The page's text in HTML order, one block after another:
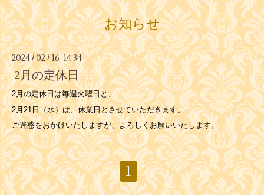
お知らせ
2024/02/ 16 14:34
2月の定休日
2月の定休日は毎週火曜日と、
2月21日（水）は、休業日とさせていただきます。
ご迷惑をおかけいたしますが、よろしくお願いいたします。
1